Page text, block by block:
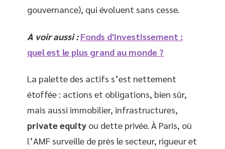
gouvernance), qui évoluent sans cesse.
A voir aussi : Fonds d'investissement :
quel est le plus grand au monde ?
La palette des actifs s’est nettement
étoffée : actions et obligations, bien sûr,
mais aussi immobilier, infrastructures,
private equity ou dette privée. À Paris, où
l’AMF surveille de près le secteur, rigueur et